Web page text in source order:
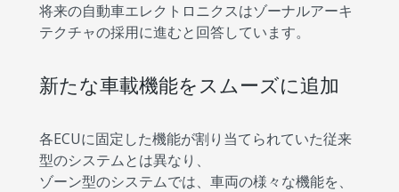
将来の自動車エレクトロニクスはゾーナルアーキ
テクチャの採用に進むと回答しています。
新たな車載機能をスムーズに追加
各ECUに固定した機能が割り当てられていた従来
型のシステムとは異なり、
ゾーン型のシステムでは、車両の様々な機能を、